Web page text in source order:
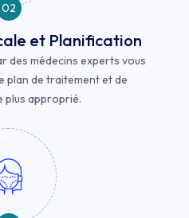
02
et Planification
des médecins experts vous
plan de traitement et de
plus approprié.